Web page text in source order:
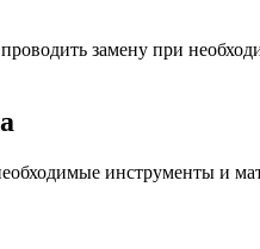
замену при
инструменты и